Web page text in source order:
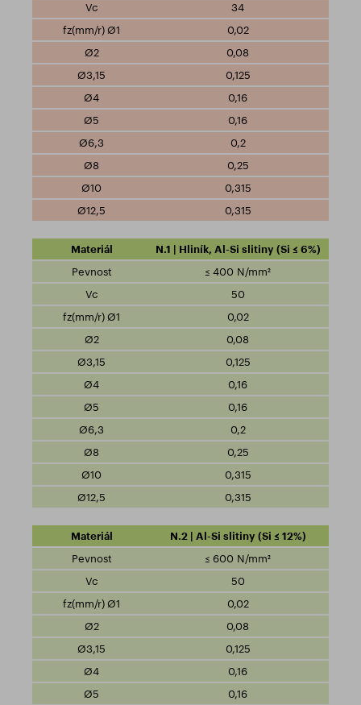
34
0,02
0,08
0,125
0,16
0,16
0,2
0,25
0,315
0,315
N.1 | Hliník, Al-Si slitiny (Si ≤ 6%)
≤ 400 N/mm²
50
0,02
0,08
0,125
0,16
0,16
0,2
0,25
0,315
0,315
N.2 | Al-Si slitiny (Si ≤ 12%)
≤ 600 N/mm²
50
0,02
0,08
0,125
0,16
0,16